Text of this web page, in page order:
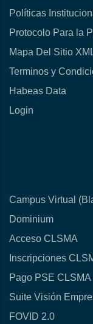
Políticas
Protocolo Para la
Mapa Del Sitio
Terminos y
Habeas Data
Login
Campus Virtual
Dominium
Acceso CLSMA
Inscripciones
Pago PSE CLSMA
Suite Visión
FOVID 2.0